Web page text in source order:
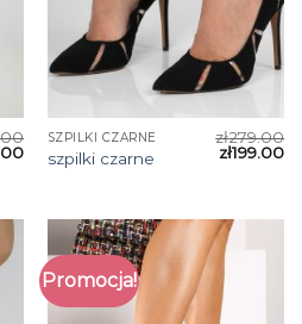
SZPILKI CZARNE
szpilki czarne
zł279.00
zł199.00
Promocja!